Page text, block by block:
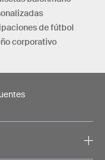
de fútbol
corporativo